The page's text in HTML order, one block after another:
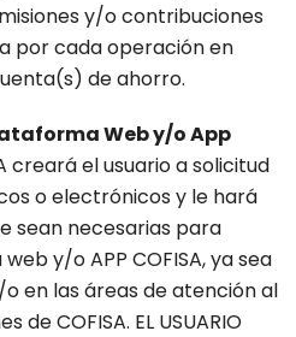
y/o contribuciones
por cada operación en
de ahorro.
Web y/o App
creará el usuario a solicitud
o electrónicos y le hará
sean necesarias para
y/o APP COFISA, ya sea
en las áreas de atención al
COFISA. EL USUARIO